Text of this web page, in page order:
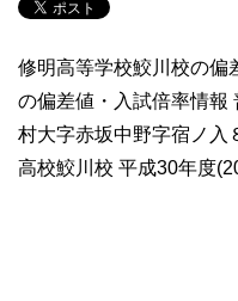
修明高等学校鮫川校の偏
の偏差値・入試倍率情報
村大字赤坂中野字宿ノ入
高校鮫川校 平成30年度